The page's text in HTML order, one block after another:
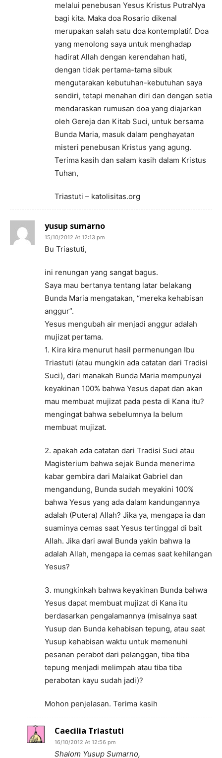
melalui penebusan Yesus Kristus PutraNya
bagi kita. Maka doa Rosario dikenal
merupakan salah satu doa kontemplatif. Doa
yang menolong saya untuk menghadap
hadirat Allah dengan kerendahan hati,
dengan tidak pertama-tama sibuk
mengutarakan kebutuhan-kebutuhan saya
sendiri, tetapi menahan diri dan dengan setia
mendaraskan rumusan doa yang diajarkan
oleh Gereja dan Kitab Suci, untuk bersama
Bunda Maria, masuk dalam penghayatan
misteri penebusan Kristus yang agung.
Terima kasih dan salam kasih dalam Kristus
Tuhan,
Triastuti – katolisitas.org
yusup sumarno
15/10/2012 At 12:13 pm
Bu Triastuti,
ini renungan yang sangat bagus.
Saya mau bertanya tentang latar belakang
Bunda Maria mengatakan, “mereka kehabisan
anggur”.
Yesus mengubah air menjadi anggur adalah
mujizat pertama.
1. Kira kira menurut hasil permenungan Ibu
Triastuti (atau mungkin ada catatan dari Tradisi
Suci), dari manakah Bunda Maria mempunyai
keyakinan 100% bahwa Yesus dapat dan akan
mau membuat mujizat pada pesta di Kana itu?
mengingat bahwa sebelumnya Ia belum
membuat mujizat.
2. apakah ada catatan dari Tradisi Suci atau
Magisterium bahwa sejak Bunda menerima
kabar gembira dari Malaikat Gabriel dan
mengandung, Bunda sudah meyakini 100%
bahwa Yesus yang ada dalam kandungannya
adalah (Putera) Allah? Jika ya, mengapa ia dan
suaminya cemas saat Yesus tertinggal di bait
Allah. Jika dari awal Bunda yakin bahwa Ia
adalah Allah, mengapa ia cemas saat kehilangan
Yesus?
3. mungkinkah bahwa keyakinan Bunda bahwa
Yesus dapat membuat mujizat di Kana itu
berdasarkan pengalamannya (misalnya saat
Yusup dan Bunda kehabisan tepung, atau saat
Yusup kehabisan waktu untuk memenuhi
pesanan perabot dari pelanggan, tiba tiba
tepung menjadi melimpah atau tiba tiba
perabotan kayu sudah jadi)?
Mohon penjelasan. Terima kasih
Caecilia Triastuti
16/10/2012 At 12:56 pm
Shalom Yusup Sumarno,